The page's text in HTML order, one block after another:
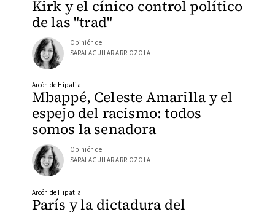
Kirk y el cínico control político
de las "trad"
Opinión de
SARAI AGUILAR ARRIOZOLA
Mbappé, Celeste Amarilla y el
espejo del racismo: todos
somos la senadora
Arcón de Hipatia
Opinión de
SARAI AGUILAR ARRIOZOLA
París y la dictadura del
Arcón de Hipatia